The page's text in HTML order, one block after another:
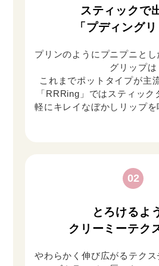
スティックで
「プディングリ
プリンのようにプニプニと
グリップは
これまでポットタイプが主
「RRRing」ではスティッ
軽にキレイなぼかしリップを
02
とろけるよ
クリーミーテク
やわらかく伸び広がるテク